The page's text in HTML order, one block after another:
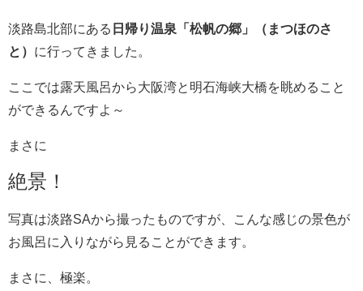
淡路島北部にある 日帰り温泉「松帆の郷」（まつほのさ
と） に行ってきました。
ここでは露天風呂から大阪湾と明石海峡大橋を眺めること
ができるんですよ～
まさに
絶景！
写真は淡路SAから撮ったものですが、こんな感じの景色が
お風呂に入りながら見ることができます。
まさに、極楽。